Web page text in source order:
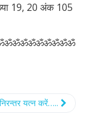
19, 20 अंक 105
निरन्तर यत्न करें…..